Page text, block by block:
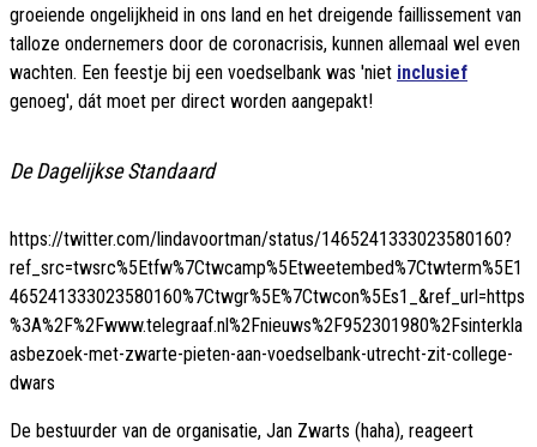
groeiende ongelijkheid in ons land en het dreigende faillissement van
talloze ondernemers door de coronacrisis, kunnen allemaal wel even
wachten. Een feestje bij een voedselbank was 'niet inclusief
genoeg', dát moet per direct worden aangepakt!
De Dagelijkse Standaard
https://twitter.com/lindavoortman/status/1465241333023580160?
ref_src=twsrc%5Etfw%7Ctwcamp%5Etweetembed%7Ctwterm%5E1
465241333023580160%7Ctwgr%5E%7Ctwcon%5Es1_&ref_url=https
%3A%2F%2Fwww.telegraaf.nl%2Fnieuws%2F952301980%2Fsinterkla
asbezoek-met-zwarte-pieten-aan-voedselbank-utrecht-zit-college-
dwars
De bestuurder van de organisatie, Jan Zwarts (haha), reageert